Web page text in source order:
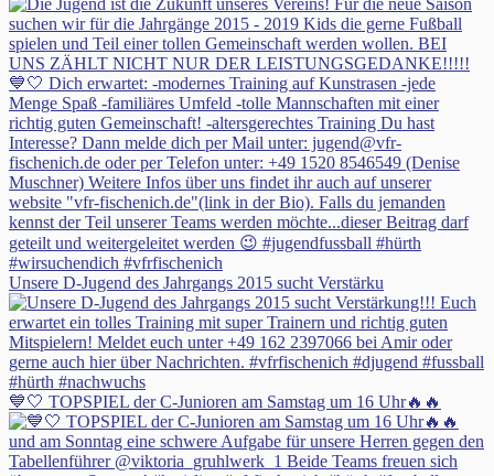
Unsere D-Jugend des Jahrgangs 2015 sucht Verstärku
💙🤍 TOPSPIEL der C-Junioren am Samstag um 16 Uhr🔥🔥